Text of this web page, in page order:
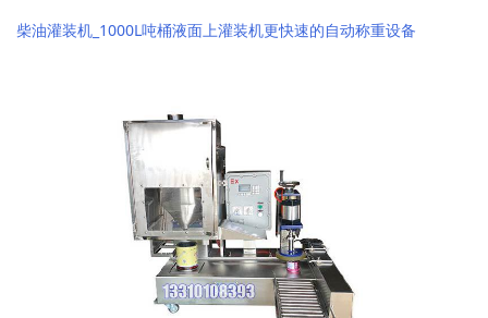
柴油灌装机_1000L吨桶液面上灌装机更快速的自动称重设备